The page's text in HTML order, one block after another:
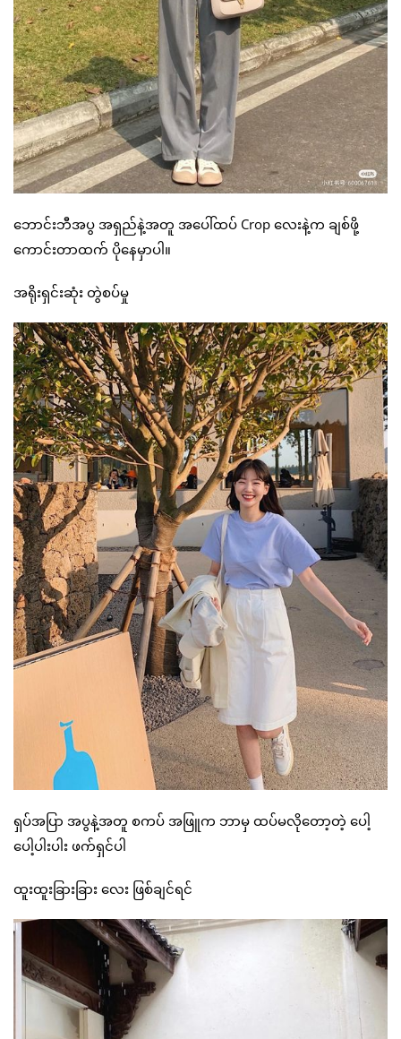
ဘောင်းဘီအပွ အရှည်နဲ့အတူ အပေါ်ထပ် Crop လေးနဲ့က ချစ်ဖို့
ကောင်းတာထက် ပိုနေမှာပါ။
အရိုးရှင်းဆုံး တွဲစပ်မှု
ရှပ်အပြာ အပွနဲ့အတူ စကပ် အဖြူက ဘာမှ ထပ်မလိုတော့တဲ့ ပေါ့
ပေါ့ပါးပါး ဖက်ရှင်ပါ
ထူးထူးခြားခြား လေး ဖြစ်ချင်ရင်